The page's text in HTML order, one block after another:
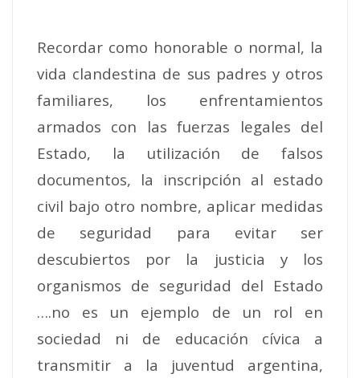
Recordar como honorable o normal, la
vida clandestina de sus padres y otros
familiares, los enfrentamientos
armados con las fuerzas legales del
Estado, la utilización de falsos
documentos, la inscripción al estado
civil bajo otro nombre, aplicar medidas
de seguridad para evitar ser
descubiertos por la justicia y los
organismos de seguridad del Estado
….no es un ejemplo de un rol en
sociedad ni de educación cívica a
transmitir a la juventud argentina,